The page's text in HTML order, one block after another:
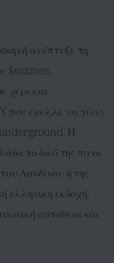
ανέπτυξε τη
fanzines,
χέρι και
που έμελλε να γίνει
underground. Η
το δικό της πανκ
Λονδίνου ή της
ελληνική εκδοχή,
αστάθεια και